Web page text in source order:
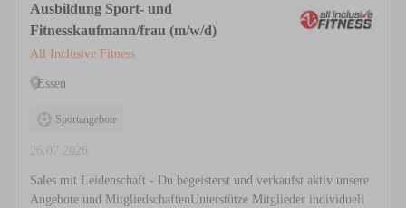
Ausbildung Sport- und
Fitnesskaufmann/frau (m/w/d)
All Inclusive Fitness
Essen
Sportangebote
26.07.2026
Sales mit Leidenschaft - Du begeisterst und verkaufst aktiv unsere
Angebote und MitgliedschaftenUnterstütze Mitglieder individuell